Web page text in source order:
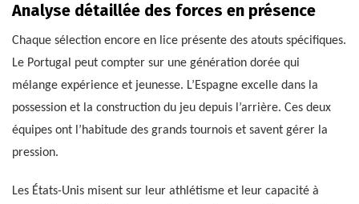
Analyse détaillée des forces en présence
Chaque sélection encore en lice présente des atouts spécifiques.
Le Portugal peut compter sur une génération dorée qui
mélange expérience et jeunesse. L’Espagne excelle dans la
possession et la construction du jeu depuis l’arrière. Ces deux
équipes ont l’habitude des grands tournois et savent gérer la
pression.
Les États-Unis misent sur leur athlétisme et leur capacité à